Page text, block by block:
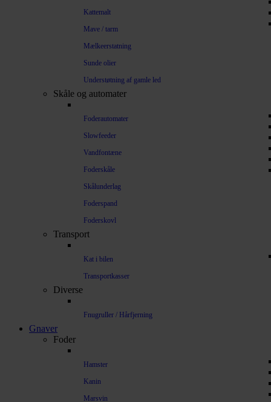
Kattemalt
Mave / tarm
Mælkeerstatning
Sunde olier
Understøtning af gamle led
Skåle og automater
Foderautomater
Slowfeeder
Vandfontæne
Foderskåle
Skålunderlag
Foderspand
Foderskovl
Transport
Kat i bilen
Transportkasser
Diverse
Fnugruller / Hårfjerning
Gnaver
Foder
Hamster
Kanin
Marsvin